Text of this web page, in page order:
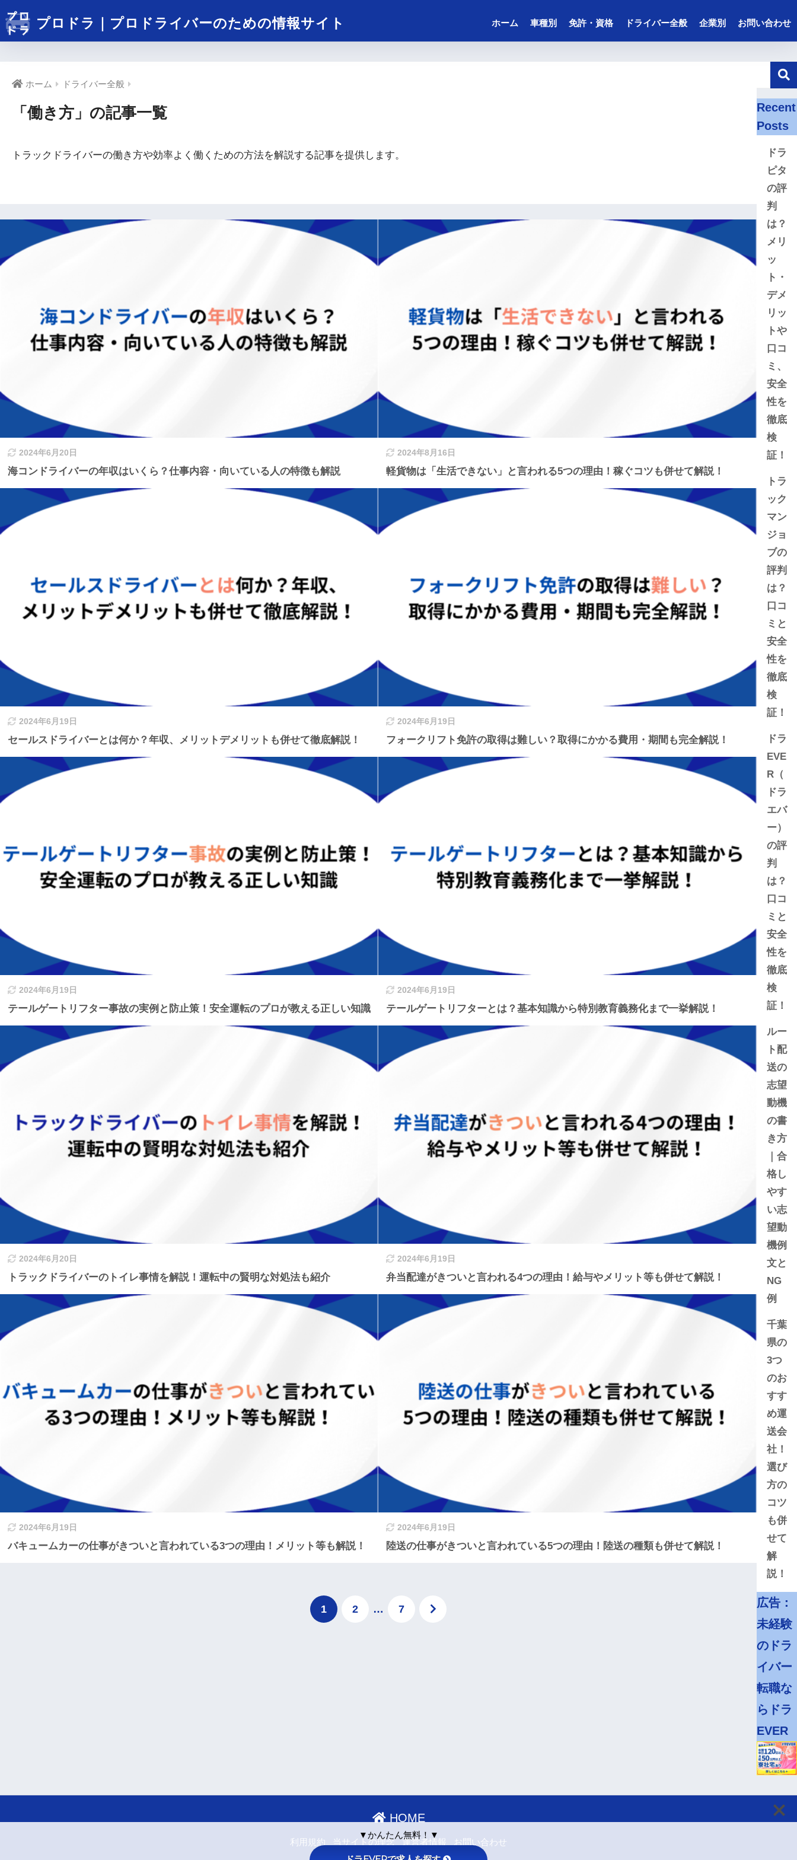
プロドラ｜プロドライバーのための情報サイト ホーム 車種別 免許・資格 ドライバー全般 企業別 お問い合わせ
ホーム ドライバー全般
「働き方」の記事一覧
トラックドライバーの働き方や効率よく働くための方法を解説する記事を提供します。
2024年6月20日
海コンドライバーの年収はいくら？仕事内容・向いている人の特徴も解説
2024年8月16日
軽貨物は「生活できない」と言われる5つの理由！稼ぐコツも併せて解説！
2024年6月19日
セールスドライバーとは何か？年収、メリットデメリットも併せて徹底解説！
2024年6月19日
フォークリフト免許の取得は難しい？取得にかかる費用・期間も完全解説！
2024年6月19日
テールゲートリフター事故の実例と防止策！安全運転のプロが教える正しい知識
2024年6月19日
テールゲートリフターとは？基本知識から特別教育義務化まで一挙解説！
2024年6月20日
トラックドライバーのトイレ事情を解説！運転中の賢明な対処法も紹介
2024年6月19日
弁当配達がきついと言われる4つの理由！給与やメリット等も併せて解説！
2024年6月19日
バキュームカーの仕事がきついと言われている3つの理由！メリット等も解説！
2024年6月19日
陸送の仕事がきついと言われている5つの理由！陸送の種類も併せて解説！
1 2 … 7
Recent
Posts
ドラ
ピタ
の評
判
は？
メリ
ッ
ト・
デメ
リッ
トや
口コ
ミ、
安全
性を
徹底
検
証！
トラ
ック
マン
ジョ
ブの
評判
は？
口コ
ミと
安全
性を
徹底
検
証！
ドラ
EVE
R（
ドラ
エバ
ー）
の評
判
は？
口コ
ミと
安全
性を
徹底
検
証！
ルー
ト配
送の
志望
動機
の書
き方
｜合
格し
やす
い志
望動
機例
文と
NG
例
千葉
県の
3つ
のお
すす
め運
送会
社！
選び
方の
コツ
も併
せて
解
説！
広告：
未経験
のドラ
イバー
転職な
らドラ
EVER
HOME
利用規約 当サイトの理念 運営者情報 お問い合わせ
▼かんたん無料！▼